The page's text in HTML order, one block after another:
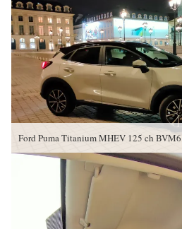
Ford Puma Titanium MHEV 125 ch BVM6